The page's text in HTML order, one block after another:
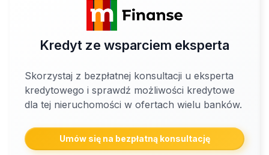
Kredyt ze wsparciem eksperta
Skorzystaj z bezpłatnej konsultacji u eksperta
kredytowego i sprawdź możliwości kredytowe
dla tej nieruchomości w ofertach wielu banków.
Umów się na bezpłatną konsultację